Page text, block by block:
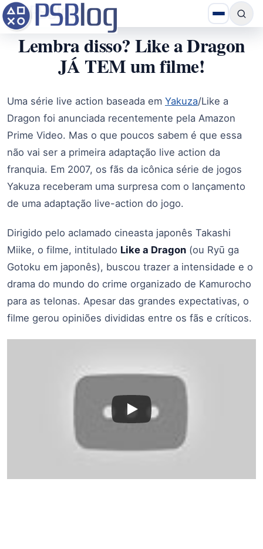
Lembra disso? Like a Dragon
JÁ TEM um filme!
Uma série live action baseada em Yakuza/Like a
Dragon foi anunciada recentemente pela Amazon
Prime Video. Mas o que poucos sabem é que essa
não vai ser a primeira adaptação live action da
franquia. Em 2007, os fãs da icônica série de jogos
Yakuza receberam uma surpresa com o lançamento
de uma adaptação live-action do jogo.
Dirigido pelo aclamado cineasta japonês Takashi
Miike, o filme, intitulado Like a Dragon (ou Ryū ga
Gotoku em japonês), buscou trazer a intensidade e o
drama do mundo do crime organizado de Kamurocho
para as telonas. Apesar das grandes expectativas, o
filme gerou opiniões divididas entre os fãs e críticos.